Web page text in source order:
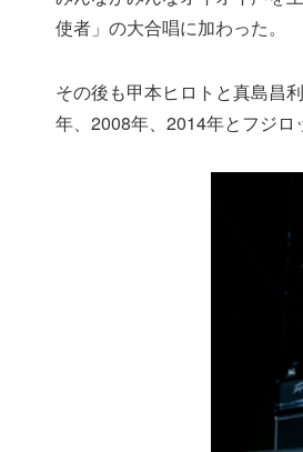
使者」の大合唱に加わった。
その後も甲本ヒロトと真島昌
年、2008年、2014年とフジロ